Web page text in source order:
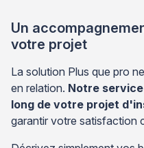
Un
votre projet
La solution Plus que pro
en relation. Notre
long de votre projet
garantir votre satisfaction